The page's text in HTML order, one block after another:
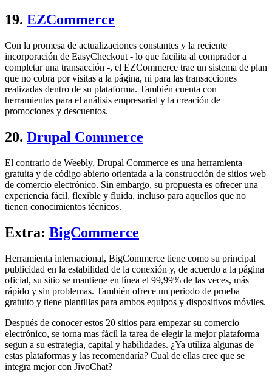
19. EZCommerce
Con la promesa de actualizaciones constantes y la reciente
incorporación de EasyCheckout - lo que facilita al comprador a
completar una transacción -, el EZCommerce trae un sistema de plan
que no cobra por visitas a la página, ni para las transacciones
realizadas dentro de su plataforma. También cuenta con
herramientas para el análisis empresarial y la creación de
promociones y descuentos.
20. Drupal Commerce
El contrario de Weebly, Drupal Commerce es una herramienta
gratuita y de código abierto orientada a la construcción de sitios web
de comercio electrónico. Sin embargo, su propuesta es ofrecer una
experiencia fácil, flexible y fluida, incluso para aquellos que no
tienen conocimientos técnicos.
Extra: BigCommerce
Herramienta internacional, BigCommerce tiene como su principal
publicidad en la estabilidad de la conexión y, de acuerdo a la página
oficial, su sitio se mantiene en línea el 99,99% de las veces, más
rápido y sin problemas. También ofrece un periodo de prueba
gratuito y tiene plantillas para ambos equipos y dispositivos móviles.
Después de conocer estos 20 sitios para empezar su comercio
electrónico, se torna mas fácil la tarea de elegir la mejor plataforma
segun a su estrategia, capital y habilidades. ¿Ya utiliza algunas de
estas plataformas y las recomendaría? Cual de ellas cree que se
integra mejor con JivoChat?